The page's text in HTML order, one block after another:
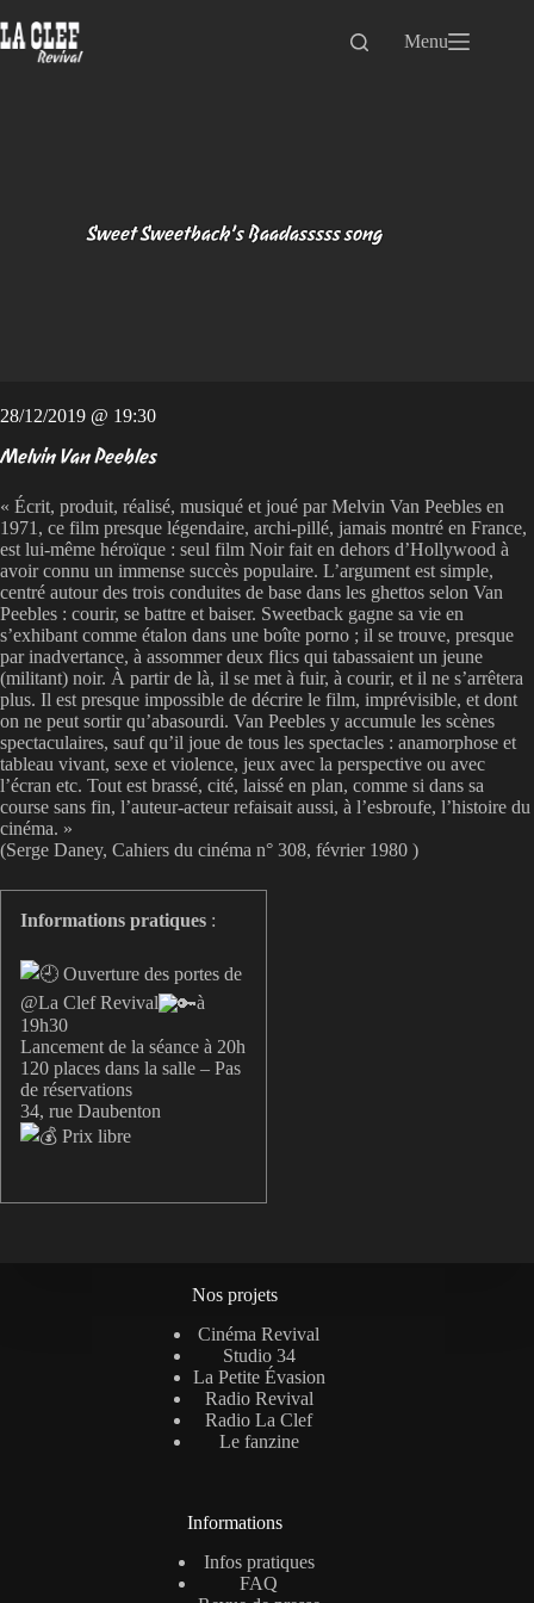
au
contenu
Menu
Sweet Sweetback’s Baadasssss song
28/12/2019 @ 19:30
Melvin Van Peebles
« Écrit, produit, réalisé, musiqué et joué par Melvin Van Peebles en
1971, ce film presque légendaire, archi-pillé, jamais montré en France,
est lui-même héroïque : seul film Noir fait en dehors d’Hollywood à
avoir connu un immense succès populaire. L’argument est simple,
centré autour des trois conduites de base dans les ghettos selon Van
Peebles : courir, se battre et baiser. Sweetback gagne sa vie en
s’exhibant comme étalon dans une boîte porno ; il se trouve, presque
par inadvertance, à assommer deux flics qui tabassaient un jeune
(militant) noir. À partir de là, il se met à fuir, à courir, et il ne s’arrêtera
plus. Il est presque impossible de décrire le film, imprévisible, et dont
on ne peut sortir qu’abasourdi. Van Peebles y accumule les scènes
spectaculaires, sauf qu’il joue de tous les spectacles : anamorphose et
tableau vivant, sexe et violence, jeux avec la perspective ou avec
l’écran etc. Tout est brassé, cité, laissé en plan, comme si dans sa
course sans fin, l’auteur-acteur refaisait aussi, à l’esbroufe, l’histoire du
cinéma. »
(Serge Daney, Cahiers du cinéma n° 308, février 1980 )
Informations pratiques :
Ouverture des portes de
@La Clef Revival
à
19h30
Lancement de la séance à 20h
120 places dans la salle – Pas
de réservations
34, rue Daubenton
Prix libre
Nos projets
Cinéma Revival
Studio 34
La Petite Évasion
Radio Revival
Radio La Clef
Le fanzine
Informations
Infos pratiques
FAQ